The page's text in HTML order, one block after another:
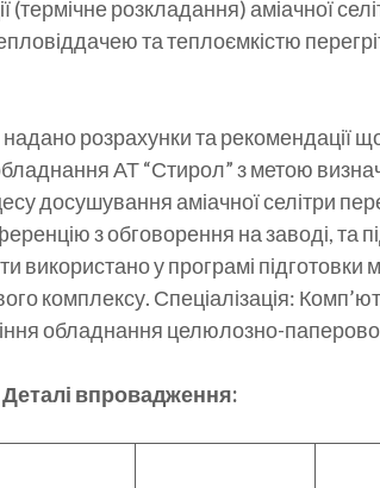
(термічне розкладання) аміачної
та теплоємкістю
розрахунки та рекомендації
АТ “Стирол” з метою
досушування аміачної селітри
з обговорення на заводі, та
використано у програмі підготовки
комплексу. Спеціалізація:
обладнання целюлозно-
Деталі впровадження: